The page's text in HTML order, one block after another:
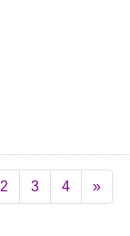
2 3 4 »